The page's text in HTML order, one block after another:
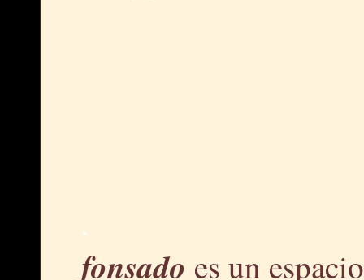
.
fonsado es un